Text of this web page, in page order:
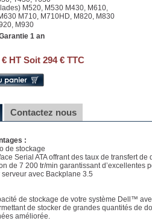
M520, M530 M430, M610,
M710, M710HD, M820, M830
M930
1 an
€ HT Soit 294 € TTC
Contactez nous
:
de stockage
Serial ATA offrant des taux de transfert
de 7 200 tr/min garantissant d’excellentes
serveur avec Backplane 3.5
de stockage de votre système Dell™
de stocker de grandes quantités de
améliorée.